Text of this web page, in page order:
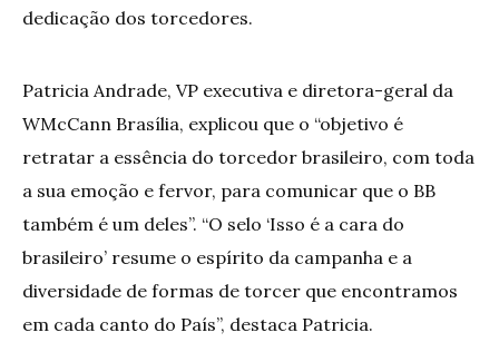
dedicação dos torcedores.
Patricia Andrade, VP executiva e diretora-geral da
WMcCann Brasília, explicou que o “objetivo é
retratar a essência do torcedor brasileiro, com toda
a sua emoção e fervor, para comunicar que o BB
também é um deles”. “O selo ‘Isso é a cara do
brasileiro’ resume o espírito da campanha e a
diversidade de formas de torcer que encontramos
em cada canto do País”, destaca Patricia.